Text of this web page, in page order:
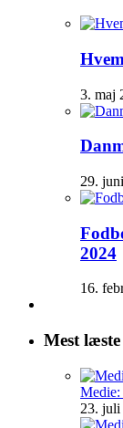
3. maj
29.
2024
16.
Mest
Medie:
23. juli